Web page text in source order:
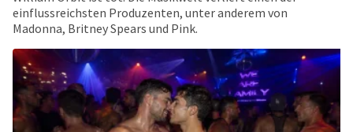
einflussreichsten Produzenten, unter anderem von
Madonna, Britney Spears und Pink.